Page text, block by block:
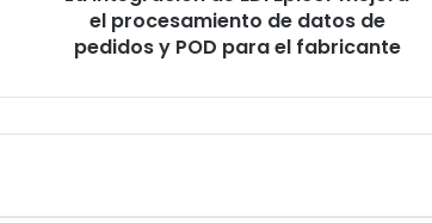
pedidos
el procesamiento de datos de
pedidos y POD para el fabricante